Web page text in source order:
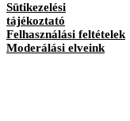
Sütikezelési
tájékoztató
Felhasználási feltételek
Moderálási elveink